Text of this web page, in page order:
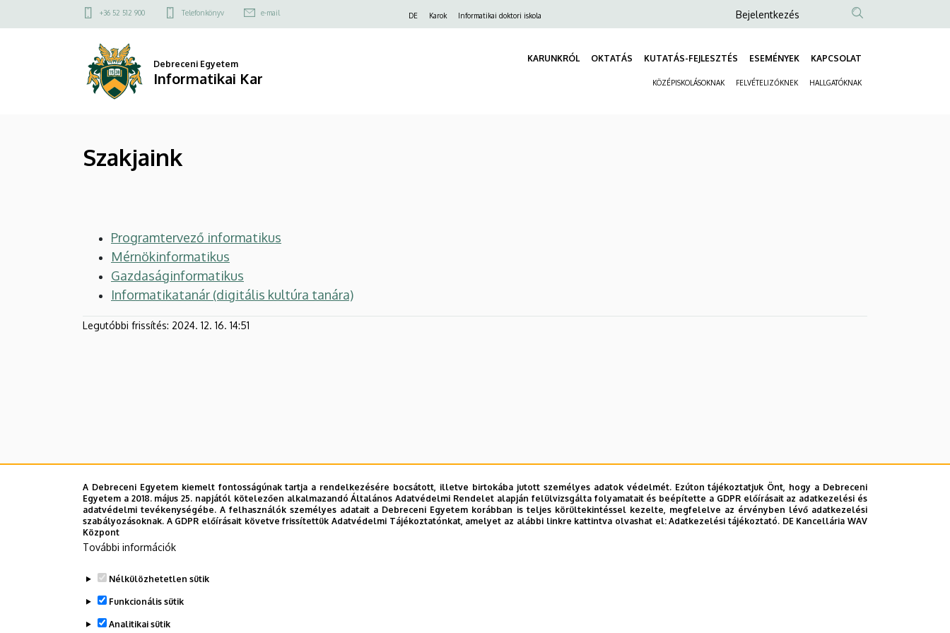
Szakjaink
Informatikai
a
Felső
menü
+36 52 512 900 Telefonkönyv e-mail DE Karok Informatikai doktori iskola
Anonim
fiók
menüje
Bejelentkezés
Debreceni Egyetem
Informatikai Kar
KARUNKRÓL OKTATÁS KUTATÁS-FEJLESZTÉS ESEMÉNYEK KAPCSOLAT
KÖZÉPISKOLÁSOKNAK FELVÉTELIZŐKNEK HALLGATÓKNAK
Szakjaink
Programtervező informatikus
Mérnökinformatikus
Gazdaságinformatikus
Informatikatanár (digitális kultúra tanára)
Legutóbbi frissítés: 2024. 12. 16. 14:51
A Debreceni Egyetem kiemelt fontosságúnak tartja a rendelkezésére bocsátott, illetve birtokába jutott személyes adatok védelmét. Ezúton tájékoztatjuk Önt, hogy a Debreceni
Egyetem a 2018. május 25. napjától kötelezően alkalmazandó Általános Adatvédelmi Rendelet alapján felülvizsgálta folyamatait és beépítette a GDPR előírásait az adatkezelési és
adatvédelmi tevékenységébe. A felhasználók személyes adatait a Debreceni Egyetem korábban is teljes körültekintéssel kezelte, megfelelve az érvényben lévő adatkezelési
szabályozásoknak. A GDPR előírásait követve frissítettük Adatvédelmi Tájékoztatónkat, amelyet az alábbi linkre kattintva olvashat el:Adatkezelési tájékoztató. DE Kancellária WAV
Központ
További információk
Nélkülözhetetlen sütik
Funkcionális sütik
Analitikai sütik